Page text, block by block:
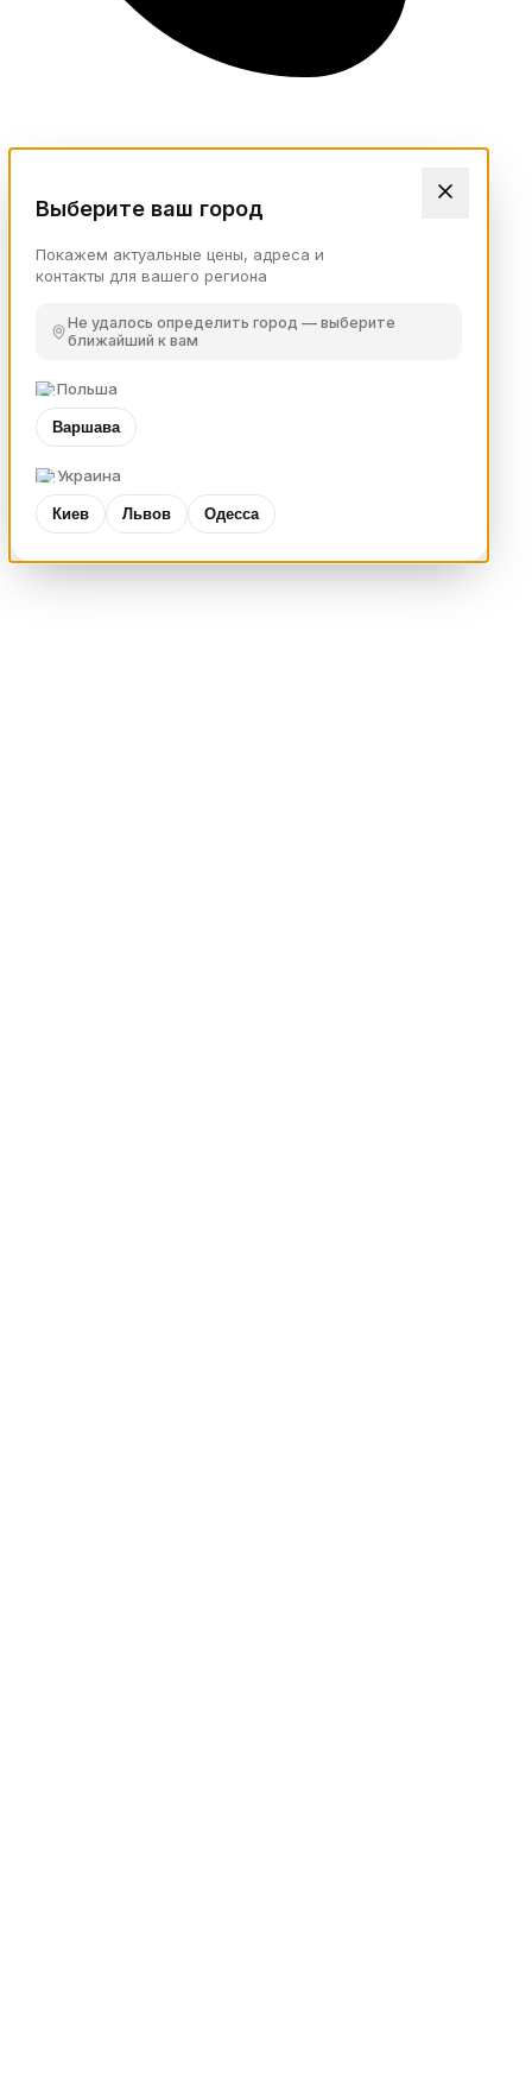
Выберите ваш город
Покажем актуальные цены, адреса и
контакты для вашего региона
Не удалось определить город — выберите
ближайший к вам
Польша
Варшава
Украина
Киев Львов Одесса